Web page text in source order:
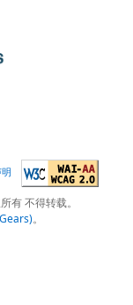
有 不得转载。
。